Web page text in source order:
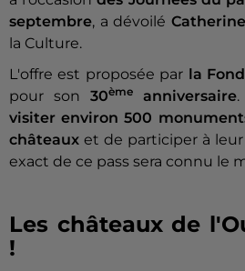
septembre, a dévoilé
la Culture.
L'offre est proposée par la
pour son 30èmeanniversaire.
visiter environ 500
châteaux et de participer à
exact de ce pass sera connu le
Les châteaux de
!